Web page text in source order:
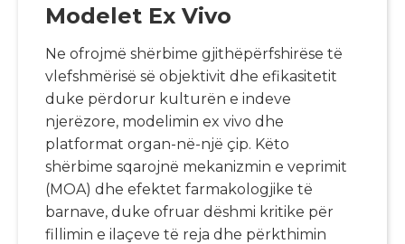
Modelet Ex Vivo
Ne ofrojmë shërbime gjithëpërfshirëse të
vlefshmërisë së objektivit dhe efikasitetit
duke përdorur kulturën e indeve
njerëzore, modelimin ex vivo dhe
platformat organ-në-një çip. Këto
shërbime sqarojnë mekanizmin e veprimit
(MOA) dhe efektet farmakologjike të
barnave, duke ofruar dëshmi kritike për
fillimin e ilaçeve të reja dhe përkthimin